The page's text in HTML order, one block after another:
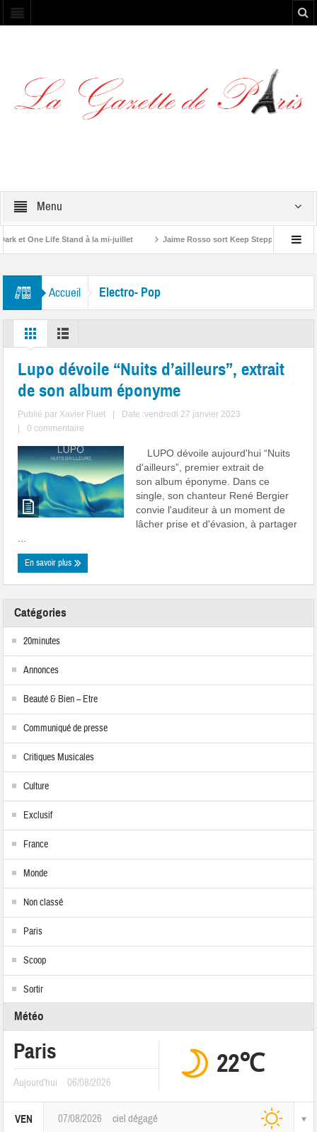
Menu
et One Life Stand à la mi-juillet Jaime Rosso sort Keep Stepping, son
Accueil Electro- Pop
Lupo dévoile “Nuits d’ailleurs”, extrait
de son album éponyme
Publié par Xavier Fluet
Date :vendredi 27 janvier 2023
0 commentaire
LUPO dévoile aujourd'hui “Nuits
d'ailleurs”, premier extrait de
son album éponyme. Dans ce
single, son chanteur René Bergier
convie l'auditeur à un moment de
lâcher prise et d'évasion, à partager
En savoir plus
Catégories
20minutes
Annonces
Beauté & Bien – Etre
Communiqué de presse
Critiques Musicales
Culture
Exclusif
France
Monde
Non classé
Paris
Scoop
Sortir
Météo
Paris
Aujourd'hui 06/08/2026
22℃
VEN 07/08/2026 ciel dégagé